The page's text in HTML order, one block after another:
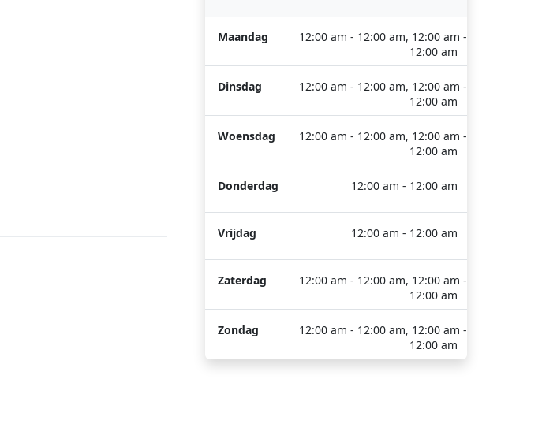
Maandag
12:00 am - 12:00 am, 12:00 am -
12:00 am
Dinsdag
12:00 am - 12:00 am, 12:00 am -
12:00 am
Woensdag
12:00 am - 12:00 am, 12:00 am -
12:00 am
Donderdag 12:00 am - 12:00 am
Vrijdag 12:00 am - 12:00 am
Zaterdag
12:00 am - 12:00 am, 12:00 am -
12:00 am
Zondag
12:00 am - 12:00 am, 12:00 am -
12:00 am